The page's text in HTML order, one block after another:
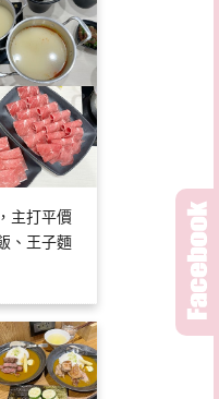
主打平價
、王子麵